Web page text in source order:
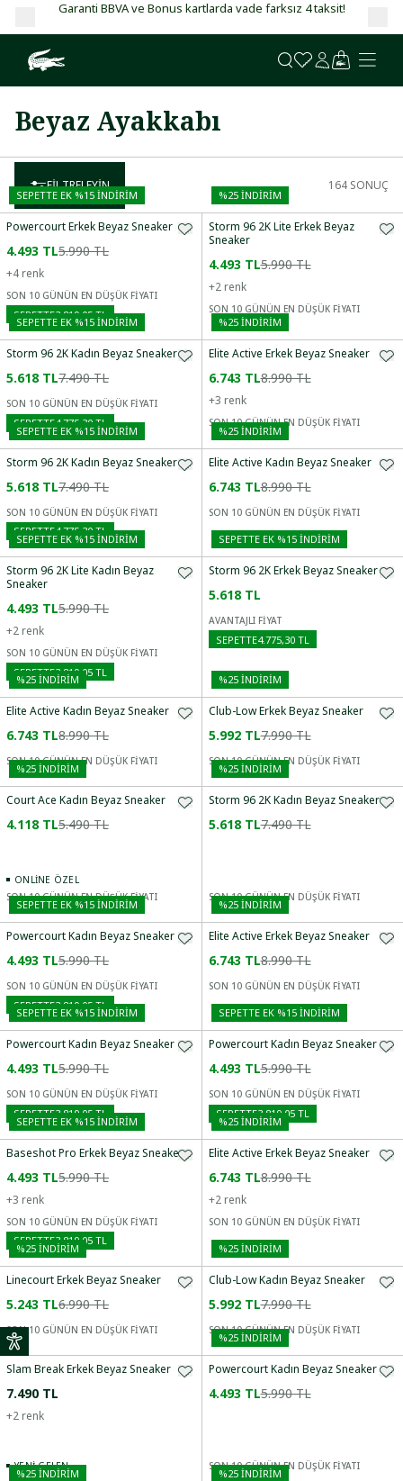
Garanti BBVA ve Bonus kartlarda vade farksız 4 taksit!
Beyaz Ayakkabı
FILTRELEYIN 164 SONUÇ
SEPETTE EK %15 İNDIRIM
Powercourt Erkek Beyaz Sneaker
4.493 TL5.990 TL
+4 renk
SON 10 GÜNÜN EN DÜŞÜK FİYATI
SEPETTE3.819,05 TL
%25İNDİRİM
Storm 96 2K Lite Erkek Beyaz
Sneaker
4.493 TL5.990 TL
+2 renk
SON 10 GÜNÜN EN DÜŞÜK FİYATI
SEPETTE EK %15 İNDIRIM
Storm 96 2K Kadın Beyaz Sneaker
5.618 TL7.490 TL
SON 10 GÜNÜN EN DÜŞÜK FİYATI
SEPETTE 4.775,30 TL
%25İNDİRİM
Elite Active Erkek Beyaz Sneaker
6.743 TL8.990 TL
+3 renk
SON 10 GÜNÜN EN DÜŞÜK FİYATI
SEPETTE EK %15 İNDIRIM
Storm 96 2K Kadın Beyaz Sneaker
5.618 TL7.490 TL
SON 10 GÜNÜN EN DÜŞÜK FİYATI
SEPETTE 4.775,30 TL
%25İNDİRİM
Elite Active Kadın Beyaz Sneaker
6.743 TL8.990 TL
SON 10 GÜNÜN EN DÜŞÜK FİYATI
SEPETTE EK %15 İNDIRIM
Storm 96 2K Lite Kadın Beyaz
Sneaker
4.493 TL5.990 TL
+2 renk
SON 10 GÜNÜN EN DÜŞÜK FİYATI
SEPETTE3.819,05 TL
SEPETTE EK %15 İNDIRIM
Storm 96 2K Erkek Beyaz Sneaker
5.618 TL
AVANTAJLI FİYAT
SEPETTE4.775,30 TL
%25 İNDİRİM
Elite Active Kadın Beyaz Sneaker
6.743 TL8.990 TL
SON 10 GÜNÜN EN DÜŞÜK FİYATI
%25İNDİRİM
Club-Low Erkek Beyaz Sneaker
5.992 TL7.990 TL
SON 10 GÜNÜN EN DÜŞÜK FİYATI
%25 İNDİRİM
Court Ace Kadın Beyaz Sneaker
4.118 TL5.490 TL
ONLINE ÖZEL
SON 10 GÜNÜN EN DÜŞÜK FİYATI
%25İNDİRİM
Storm 96 2K Kadın Beyaz Sneaker
5.618 TL7.490 TL
SON 10 GÜNÜN EN DÜŞÜK FİYATI
SEPETTE EK %15 İNDIRIM
Powercourt Kadın Beyaz Sneaker
4.493 TL5.990 TL
SON 10 GÜNÜN EN DÜŞÜK FİYATI
SEPETTE3.819,05 TL
%25İNDİRİM
Elite Active Erkek Beyaz Sneaker
6.743 TL8.990 TL
SON 10 GÜNÜN EN DÜŞÜK FİYATI
SEPETTE EK %15 İNDIRIM
Powercourt Kadın Beyaz Sneaker
4.493 TL5.990 TL
SON 10 GÜNÜN EN DÜŞÜK FİYATI
SEPETTE3.819,05 TL
SEPETTE EK %15 İNDIRIM
Powercourt Kadın Beyaz Sneaker
4.493 TL5.990 TL
SON 10 GÜNÜN EN DÜŞÜK FİYATI
SEPETTE3.819,05 TL
SEPETTE EK %15 İNDIRIM
Baseshot Pro Erkek Beyaz Sneaker
4.493 TL5.990 TL
+3 renk
SON 10 GÜNÜN EN DÜŞÜK FİYATI
SEPETTE3.819,05 TL
%25İNDİRİM
Elite Active Erkek Beyaz Sneaker
6.743 TL8.990 TL
+2 renk
SON 10 GÜNÜN EN DÜŞÜK FİYATI
%25 İNDİRİM
Linecourt Erkek Beyaz Sneaker
5.243 TL6.990 TL
SON 10 GÜNÜN EN DÜŞÜK FİYATI
%25İNDİRİM
Club-Low Kadın Beyaz Sneaker
5.992 TL7.990 TL
SON 10 GÜNÜN EN DÜŞÜK FİYATI
Slam Break Erkek Beyaz Sneaker
7.490 TL
+2 renk
YENI GELEN
%25İNDİRİM
Powercourt Kadın Beyaz Sneaker
4.493 TL5.990 TL
SON 10 GÜNÜN EN DÜŞÜK FİYATI
%25 İNDİRİM %25İNDİRİM